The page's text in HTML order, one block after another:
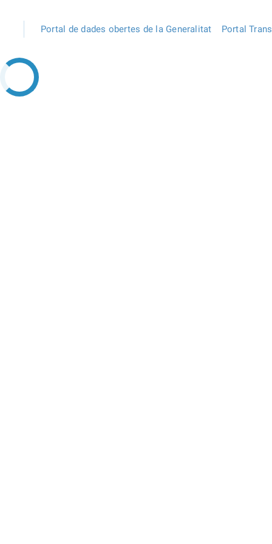
Portal de dades obertes de la Generalitat Portal